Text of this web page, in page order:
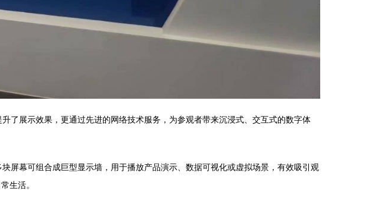
了展示效果，更通过先进的网络技术服务，为参观者带来沉浸式、交互式的数字体
屏幕可组合成巨型显示墙，用于播放产品演示、数据可视化或虚拟场景，有效吸引观
生活。